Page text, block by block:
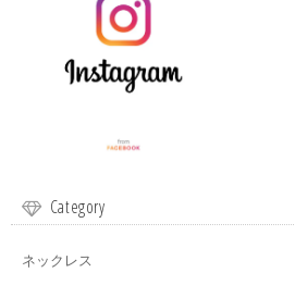
Category
ネックレス